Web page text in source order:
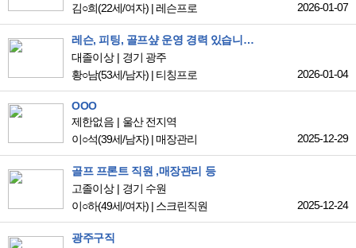
김○희(22세/여자) |레슨프로 2026-01-07
레슨, 피팅, 골프샾 운영 경력 있습니다,
대졸이상
경기 광주
황○남(53세/남자) | 티칭프로 2026-01-04
OOO
제한없음
울산 전지역
이○석(39세/남자) |매장관리 2025-12-29
골프 프론트 직원 ,매장관리 등
고졸이상
경기 수원
이○하(49세/여자) | 스크린직원 2025-12-24
광주구직